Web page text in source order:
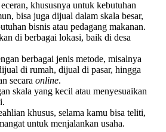
khususnya untuk kebutuhan
bisa juga dijual dalam skala besar,
bisnis atau pedagang makanan.
di berbagai lokasi, baik di desa
berbagai jenis metode, misalnya
di rumah, dijual di pasar, hingga
secara online.
skala yang kecil atau menyesuaikan
khusus, selama kamu bisa teliti,
untuk menjalankan usaha.